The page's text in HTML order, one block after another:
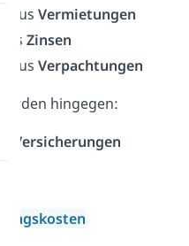
aus Vermietungen
Zinsen
aus Verpachtungen
werden hingegen:
Versicherungen